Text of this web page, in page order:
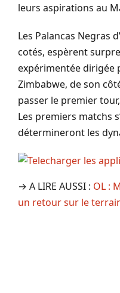
leurs aspirations au
Les Palancas Negras
cotés, espèrent
expérimentée dirigée
Zimbabwe, de son
passer le premier
Les premiers matchs
détermineront les
→ A LIRE AUSSI : OL :
un retour sur le